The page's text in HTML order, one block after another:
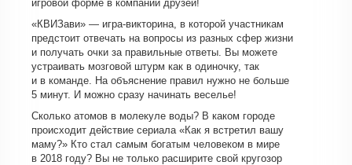
игровой форме в компании друзей!
«КВИЗави» — игра-викторина, в которой участникам
предстоит отвечать на вопросы из разных сфер жизни
и получать очки за правильные ответы. Вы можете
устраивать мозговой штурм как в одиночку, так
и в команде. На объяснение правил нужно не больше
5 минут. И можно сразу начинать веселье!
Сколько атомов в молекуле воды? В каком городе
происходит действие сериала «Как я встретил вашу
маму?» Кто стал самым богатым человеком в мире
в 2018 году? Вы не только расширите свой кругозор